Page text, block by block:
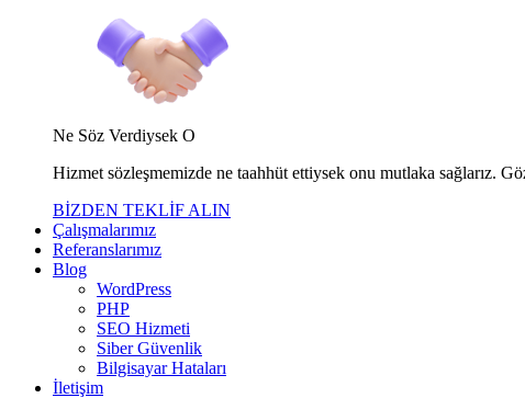
Ne Söz Verdiysek O
Hizmet sözleşmemizde ne taahhüt ettiysek onu mutlaka sağlarız.
BİZDEN TEKLİF ALIN
Çalışmalarımız
Referanslarımız
Blog
WordPress
PHP
SEO Hizmeti
Siber Güvenlik
Bilgisayar Hataları
İletişim